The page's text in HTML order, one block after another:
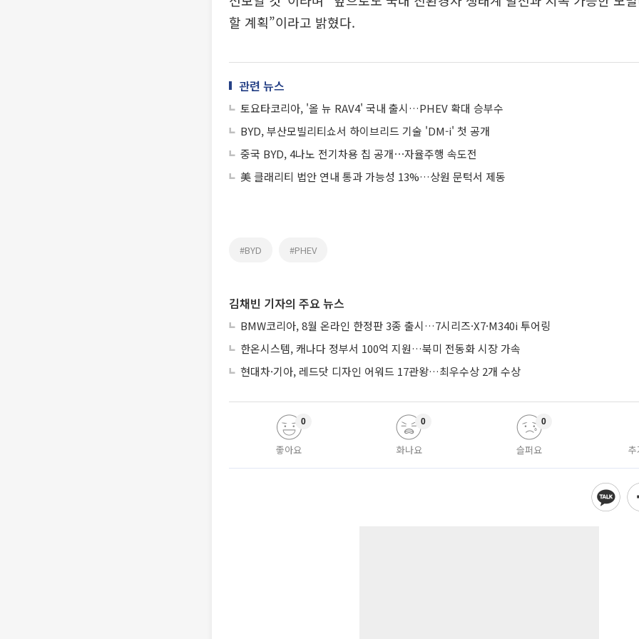
할 계획”이라고 밝혔다.
관련 뉴스
토요타코리아, '올 뉴 RAV4' 국내 출시…PHEV 확대 승부수
BYD, 부산모빌리티쇼서 하이브리드 기술 'DM-i' 첫 공개
중국 BYD, 4나노 전기차용 칩 공개⋯자율주행 속도전
美 클래리티 법안 연내 통과 가능성 13%…상원 문턱서 제동
#BYD #PHEV
김채빈 기자의 주요 뉴스
BMW코리아, 8월 온라인 한정판 3종 출시…7시리즈·X7·M340i 투어링
한온시스템, 캐나다 정부서 100억 지원…북미 전동화 시장 가속
현대차·기아, 레드닷 디자인 어워드 17관왕…최우수상 2개 수상
좋아요
0
화나요
0
슬퍼요
0